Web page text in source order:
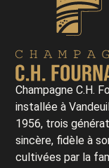
Champagne C.H.
installée à
1956, trois
sincère, fidèle à
cultivées par la